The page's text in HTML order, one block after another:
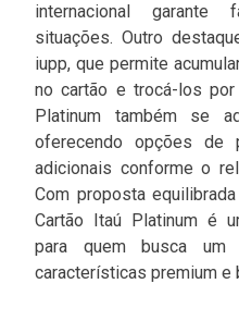
internacional garante
situações. Outro
iupp, que permite
no cartão e trocá-los por
Platinum também se
oferecendo opções de
adicionais conforme o
Com proposta
Cartão Itaú Platinum é
para quem busca um
características premium e